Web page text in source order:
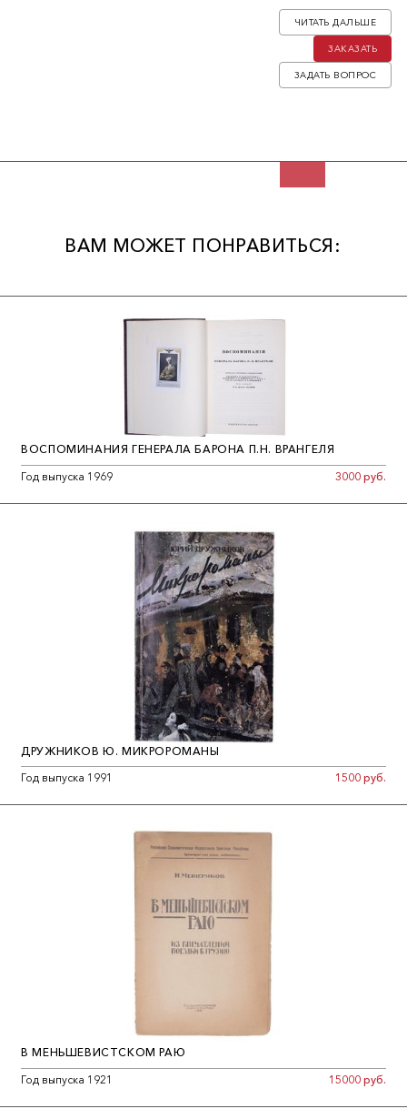
Семен Ефимович Резник (род. 1938) — советско-израильский
писатель и публицист, популяризатор науки, радиоведущий.
ЗАДАТЬ ВОПРОС
ЗАКАЗАТЬ
ЧИТАТЬ ДАЛЬШЕ
ВАМ МОЖЕТ ПОНРАВИТЬСЯ:
ВОСПОМИНАНИЯ ГЕНЕРАЛА БАРОНА П.Н. ВРАНГЕЛЯ
Год выпуска 1969
3000 руб.
ДРУЖНИКОВ Ю. МИКРОРОМАНЫ
Год выпуска 1991
1500 руб.
В МЕНЬШЕВИСТСКОМ РАЮ
Год выпуска 1921
15000 руб.